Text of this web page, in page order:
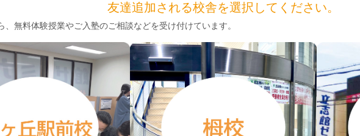
友達追加される校舎を選択してください。
、無料体験授業やご入塾のご相談などを受け付けています。